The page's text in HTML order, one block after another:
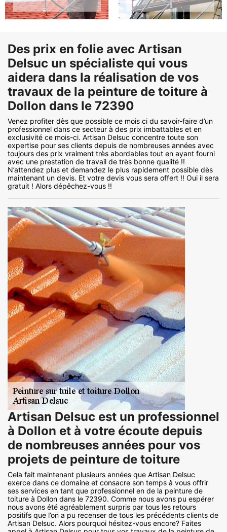
Des prix en folie avec Artisan
Delsuc un spécialiste qui vous
aidera dans la réalisation de vos
travaux de la peinture de toiture à
Dollon dans le 72390
Venez profiter dès que possible ce mois ci du savoir-faire d’un
professionnel dans ce secteur à des prix imbattables et en
exclusivité ce mois-ci. Artisan Delsuc concentre toute son
expertise pour ses clients depuis de nombreuses années avec
toujours des prix vraiment très abordables tout en ayant fourni
avec une prestation de travail de très bonne qualité !!
N’attendez plus et demandez le plus rapidement possible dès
maintenant un devis. Et votre devis vous sera offert !! Oui il sera
gratuit ! Alors dépêchez-vous !!
Artisan Delsuc est un professionnel
à Dollon et à votre écoute depuis
de nombreuses années pour vos
projets de peinture de toiture
Cela fait maintenant plusieurs années que Artisan Delsuc
exerce dans ce domaine et consacre son temps à vous offrir
ses services en tant que professionnel en de la peinture de
toiture à Dollon dans le 72390. Comme nous avons pu espérer
nous avons été agréablement surpris par tous les retours
positifs que l’on a pu recenser de tous les précédents clients de
Artisan Delsuc. Alors pourquoi hésitez-vous encore? Faites